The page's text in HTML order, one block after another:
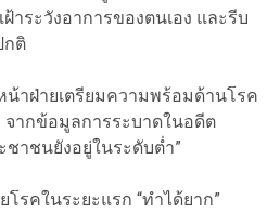
าระวังอาการของตนเอง และรีบ
กติ
น้าฝ่ายเตรียมความพร้อมด้านโรค
จากข้อมูลการระบาดในอดีต
ชาชนยังอยู่ในระดับต่ำ”
โรคในระยะแรก “ทำได้ยาก”